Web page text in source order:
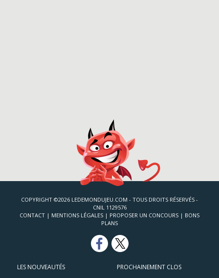
COPYRIGHT ©2026 LEDEMONDUJEU.COM - TOUS DROITS RÉSERVÉS -
CNIL 1129576
CONTACT | MENTIONS LÉGALES | PROPOSER UN CONCOURS | BONS
PLANS
LES NOUVEAUTÉS PROCHAINEMENT CLOS